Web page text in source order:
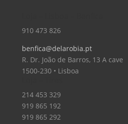
910 473 826
benfica@delarobia.pt
R. Dr. João de Barros, 13 A cave
1500-230 • Lisboa
214 453 329
919 865 192
919 865 292